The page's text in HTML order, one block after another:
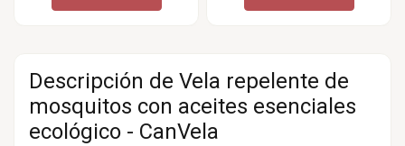
Descripción de Vela repelente de
mosquitos con aceites esenciales
ecológico - CanVela